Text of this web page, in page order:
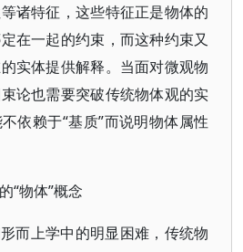
诸特征，这些特征正是物体的
在一起的约束，而这种约束又
实体提供解释。当面对微观物
论也需要突破传统物体观的实
依赖于“基质”而说明物体属性
“物体”概念
而上学中的明显困难，传统物